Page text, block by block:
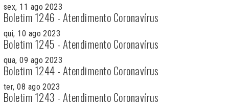
sex, 11 ago 2023
Boletim 1246 - Atendimento Coronavírus
qui, 10 ago 2023
Boletim 1245 - Atendimento Coronavírus
qua, 09 ago 2023
Boletim 1244 - Atendimento Coronavírus
ter, 08 ago 2023
Boletim 1243 - Atendimento Coronavírus